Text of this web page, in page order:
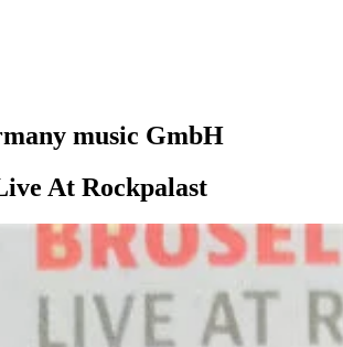
music GmbH
At Rockpalast